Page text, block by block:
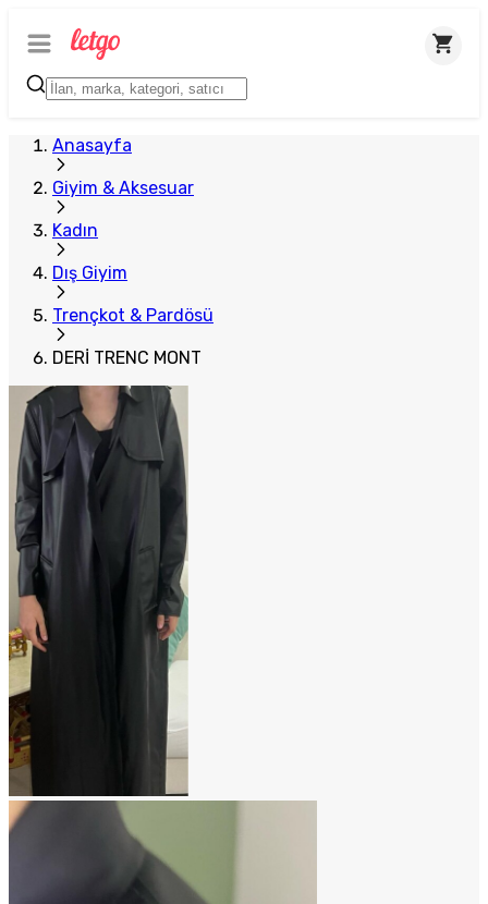
Anasayfa
Giyim & Aksesuar
Kadın
Dış Giyim
Trençkot & Pardösü
DERİ TRENC MONT
Plus Satıcı